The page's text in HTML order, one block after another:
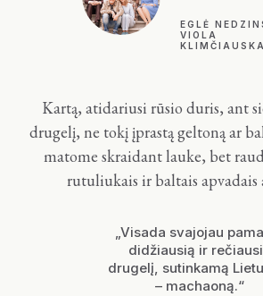
EGLĖ
VIOLA
Kartą, atidariusi rūsio duris, ant
drugelį, ne tokį įprastą geltoną ar
matome skraidant lauke, bet
rutuliukais ir baltais apvadais
„Visada svajojau
didžiausią ir
drugelį, sutinkamą
– machaoną.“